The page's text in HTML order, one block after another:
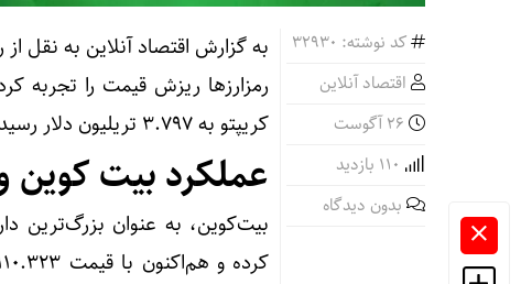
کد نوشته: 32930
اقتصاد آنلاین
بدون دیدگاه
به گزارش اقتصاد آنلاین به نقل از
کریپتو به ۳.۷۹۷ تریلیون دلار رسیده است.
عملکرد بیت کوین